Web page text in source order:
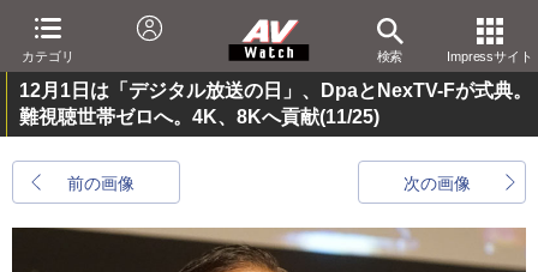
カテゴリ 検索 Impressサイト
12月1日は「デジタル放送の日」、DpaとNexTV-Fが式典。
難視聴世帯ゼロへ。4K、8Kへ貢献(11/25)
前の画像 次の画像